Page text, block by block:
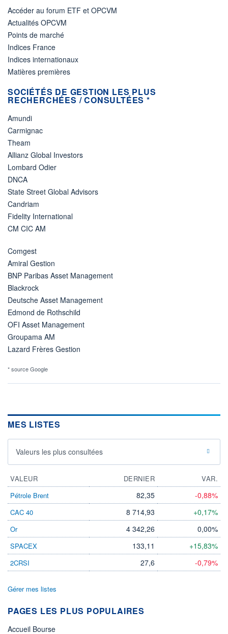
Accéder au forum ETF et OPCVM
Actualités OPCVM
Points de marché
Indices France
Indices internationaux
Matières premières
SOCIÉTÉS DE GESTION LES PLUS
RECHERCHÉES / CONSULTÉES *
Amundi
Carmignac
Theam
Allianz Global Investors
Lombard Odier
DNCA
State Street Global Advisors
Candriam
Fidelity International
CM CIC AM
Comgest
Amiral Gestion
BNP Paribas Asset Management
Blackrock
Deutsche Asset Management
Edmond de Rothschild
OFI Asset Management
Groupama AM
Lazard Frères Gestion
* source Google
MES LISTES
Valeurs les plus consultées
VALEUR DERNIER
VAR.
Pétrole Brent
82,35 -0,88%
CAC 40 8 714,93 +0,17%
Or 4 342,26 0,00%
SPACEX 133,11 +15,83%
2CRSI 27,6 -0,79%
Gérer mes listes
PAGES LES PLUS POPULAIRES
Accueil Bourse